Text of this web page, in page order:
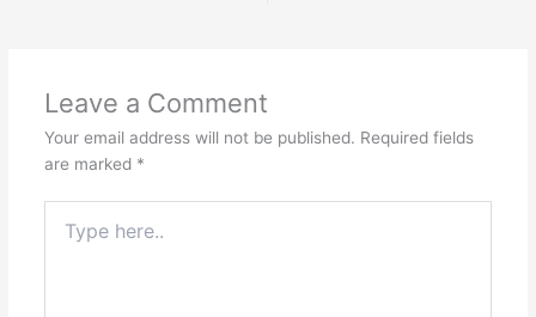
Leave a Comment
Your email address will not be published. Required fields
are marked *
here..